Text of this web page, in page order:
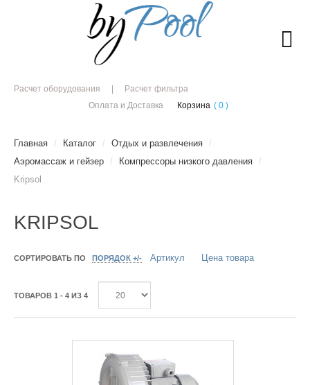
Расчет оборудования
Расчет фильтра
Оплата и Доставка
Корзина ( 0 )
Главная / Каталог / Отдых и развлечения /
Аэромассаж и гейзер / Компрессоры низкого давления /
Kripsol
KRIPSOL
СОРТИРОВАТЬ ПО ПОРЯДОК +/- Артикул Цена товара
ТОВАРОВ 1 - 4 ИЗ 4